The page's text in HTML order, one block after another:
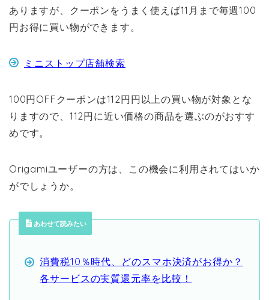
ありますが、クーポンをうまく使えば11月まで毎週100
円お得に買い物ができます。
ミニストップ店舗検索
100円OFFクーポンは112円円以上の買い物が対象とな
りますので、112円に近い価格の商品を選ぶのがおすす
めです。
Origamiユーザーの方は、この機会に利用されてはいか
がでしょうか。
あわせて読みたい
消費税10％時代、どのスマホ決済がお得か？
各サービスの実質還元率を比較！